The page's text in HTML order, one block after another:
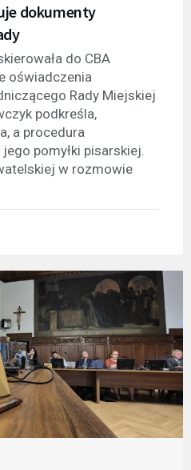
dokumenty
do CBA
oświadczenia
Rady Miejskiej
podkreśla,
a procedura
pomyłki pisarskiej.
w rozmowie